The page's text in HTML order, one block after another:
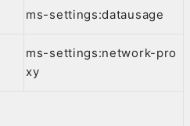
ms-settings:datausage
ms-settings:network-pro
xy